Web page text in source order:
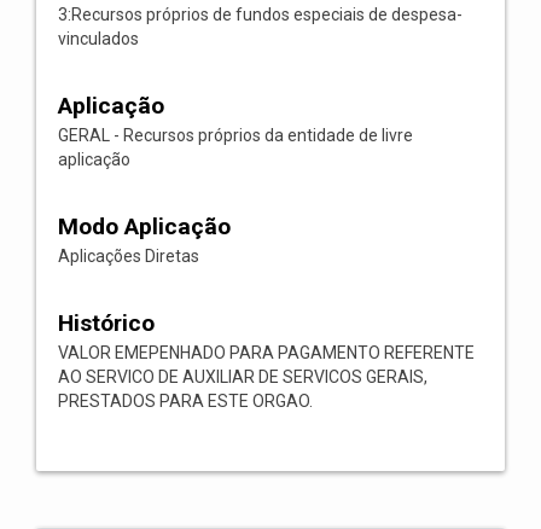
3:Recursos próprios de fundos especiais de despesa-
vinculados
Aplicação
GERAL - Recursos próprios da entidade de livre
aplicação
Modo Aplicação
Aplicações Diretas
Histórico
VALOR EMEPENHADO PARA PAGAMENTO REFERENTE
AO SERVICO DE AUXILIAR DE SERVICOS GERAIS,
PRESTADOS PARA ESTE ORGAO.